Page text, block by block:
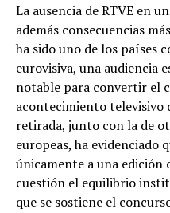
La ausencia de RTVE en
además consecuencias
ha sido uno de los países
eurovisiva, una audiencia
notable para convertir el
acontecimiento televisivo
retirada, junto con la de
europeas, ha evidenciado
únicamente a una edición
cuestión el equilibrio
que se sostiene el